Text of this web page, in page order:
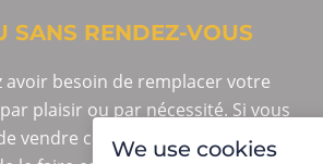
SANS RENDEZ-VOUS
avoir besoin de remplacer votre
plaisir ou par nécessité. Si vous
vendre cet accessoire, il est
We use cookies